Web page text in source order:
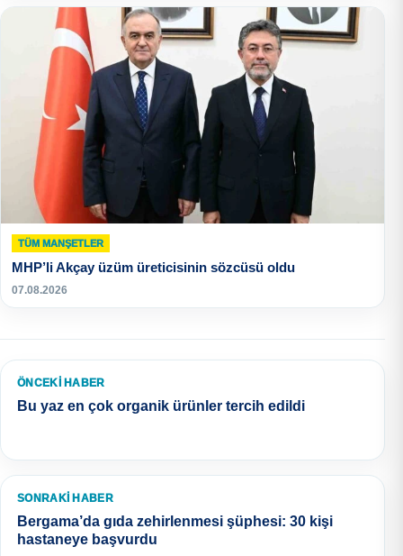
TÜM MANŞETLER
MHP’li Akçay üzüm üreticisinin sözcüsü oldu
07.08.2026
ÖNCEKI HABER
Bu yaz en çok organik ürünler tercih edildi
SONRAKI HABER
Bergama’da gıda zehirlenmesi şüphesi: 30 kişi
hastaneye başvurdu